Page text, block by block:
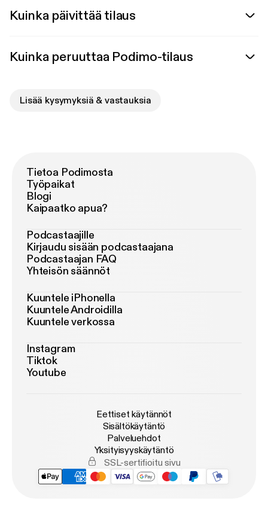
Kuinka päivittää tilaus
Kuinka peruuttaa Podimo-tilaus
Lisää kysymyksiä & vastauksia
Tietoa Podimosta
Työpaikat
Blogi
Kaipaatko apua?
Podcastaajille
Kirjaudu sisään podcastaajana
Podcastaajan FAQ
Yhteisön säännöt
Kuuntele iPhonella
Kuuntele Androidilla
Kuuntele verkossa
Instagram
Tiktok
Youtube
Eettiset käytännöt
Sisältökäytäntö
Palveluehdot
Yksityisyyskäytäntö
SSL-sertifioitu sivu